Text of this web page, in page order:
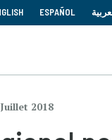
ESPAÑOL
2018